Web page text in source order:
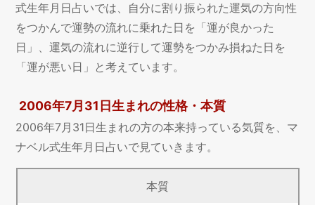
式生年月日占いでは、自分に割り振られた運気の方向性
をつかんで運勢の流れに乗れた日を「運が良かった
日」、運気の流れに逆行して運勢をつかみ損ねた日を
「運が悪い日」と考えています。
2006年7月31日生まれの性格・本質
2006年7月31日生まれの方の本来持っている気質を、マ
ナベル式生年月日占いで見ていきます。
本質